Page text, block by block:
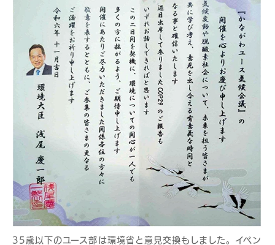
35歳以下のユース部は環境省と意見交換もしました。イベン